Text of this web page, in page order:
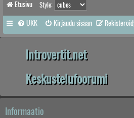
Etusivu Style:
UKK Kirjaudu sisään
Introvertit.net
Keskustelufoorumi
Informaatio